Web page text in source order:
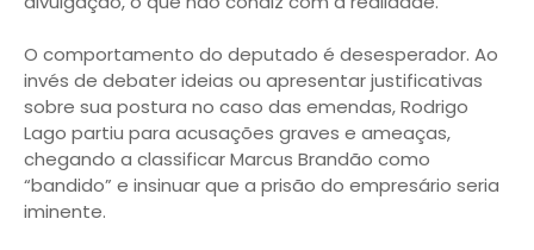
O comportamento do deputado é desesperador. Ao
invés de debater ideias ou apresentar justificativas
sobre sua postura no caso das emendas, Rodrigo
Lago partiu para acusações graves e ameaças,
chegando a classificar Marcus Brandão como
“bandido” e insinuar que a prisão do empresário seria
iminente.